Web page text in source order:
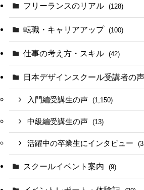
フリーランスのリアル (128)
転職・キャリアアップ (100)
仕事の考え方・スキル (42)
日本デザインスクール受講者の声
入門編受講生の声 (1,150)
中級編受講生の声 (13)
活躍中の卒業生にインタビュー
スクールイベント案内 (9)